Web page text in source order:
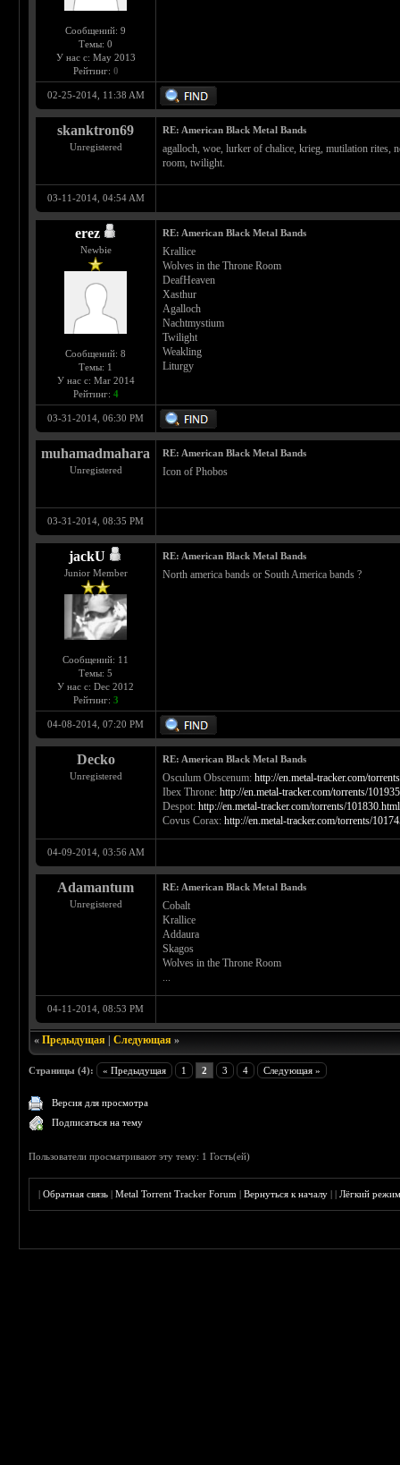
Сообщений: 9
Темы: 0
У нас с: May 2013
Рейтинг: 0
02-25-2014, 11:38 AM
skanktron69
Unregistered
RE: American Black Metal Bands
agalloch, woe, lurker of chalice, krieg, mutilation rites,
room, twilight.
03-11-2014, 04:54 AM
erez
Newbie
Сообщений: 8
Темы: 1
У нас с: Mar 2014
Рейтинг: 4
RE: American Black Metal Bands
Krallice
Wolves in the Throne Room
DeafHeaven
Xasthur
Agalloch
Nachtmystium
Twilight
Weakling
Liturgy
03-31-2014, 06:30 PM
muhamadmahara
Unregistered
RE: American Black Metal Bands
Icon of Phobos
03-31-2014, 08:35 PM
jackU
Junior Member
Сообщений: 11
Темы: 5
У нас с: Dec 2012
Рейтинг: 3
RE: American Black Metal Bands
North america bands or South America bands ?
04-08-2014, 07:20 PM
Decko
Unregistered
RE: American Black Metal Bands
Osculum Obscenum:http://en.metal-tracker.com/
Ibex Throne:http://en.metal-tracker.com/torrents/
Despot:http://en.metal-tracker.com/torrents/101830.html
Covus Corax:http://en.metal-tracker.com/torrents/
04-09-2014, 03:56 AM
Adamantum
Unregistered
RE: American Black Metal Bands
Cobalt
Krallice
Addaura
Skagos
Wolves in the Throne Room
...
04-11-2014, 08:53 PM
«Предыдущая |Следующая »
Страницы (4): « Предыдущая 1 2 3 4 Следующая »
Версия для просмотра
Подписаться на тему
Пользователи просматривают эту тему: 1 Гость(ей)
|Обратная связь |Metal Torrent Tracker Forum |Вернуться к началу ||Лёгкий